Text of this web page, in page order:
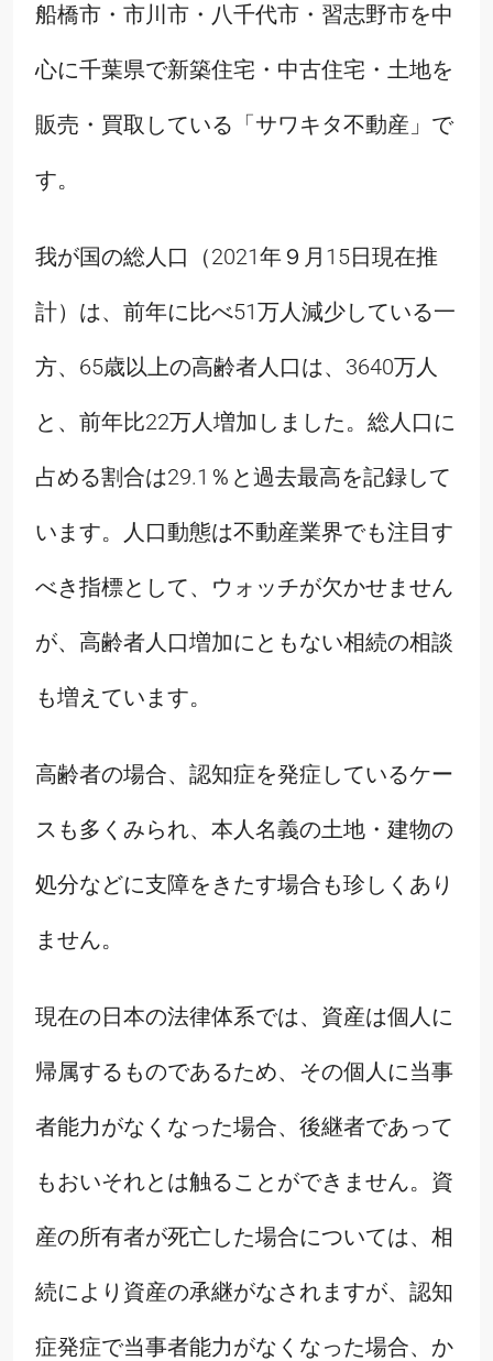
船橋市・市川市・八千代市・習志野市を中
心に千葉県で新築住宅・中古住宅・土地を
販売・買取している「サワキタ不動産」で
す。
我が国の総人口（2021年９月15日現在推
計）は、前年に比べ51万人減少している一
方、65歳以上の高齢者人口は、3640万人
と、前年比22万人増加しました。総人口に
占める割合は29.1％と過去最高を記録して
います。人口動態は不動産業界でも注目す
べき指標として、ウォッチが欠かせません
が、高齢者人口増加にともない相続の相談
も増えています。
高齢者の場合、認知症を発症しているケー
スも多くみられ、本人名義の土地・建物の
処分などに支障をきたす場合も珍しくあり
ません。
現在の日本の法律体系では、資産は個人に
帰属するものであるため、その個人に当事
者能力がなくなった場合、後継者であって
もおいそれとは触ることができません。資
産の所有者が死亡した場合については、相
続により資産の承継がなされますが、認知
症発症で当事者能力がなくなった場合、か